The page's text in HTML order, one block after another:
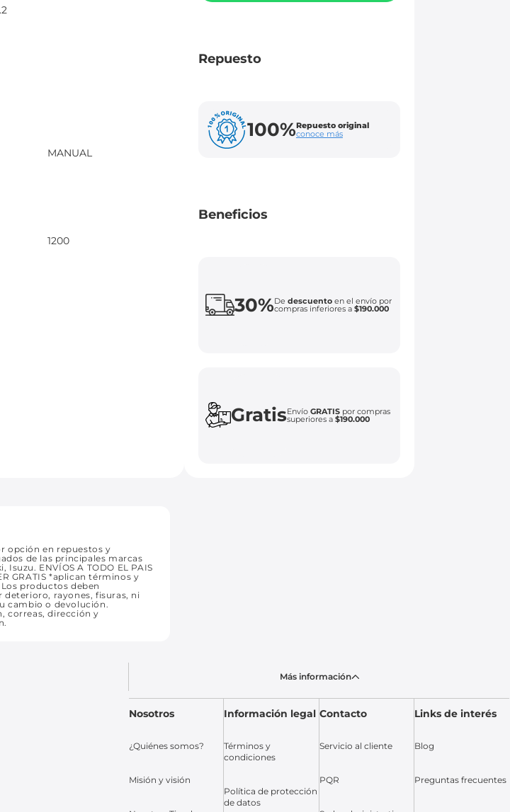
MANUAL
1200
Repuesto
100%Repuesto original
conoce más
Beneficios
30%De descuentoen el envío por
compras inferiores a $190.000
GratisEnvío GRATISpor compras
superiores a $190.000
opción en repuestos y
de las principales marcas
ENVÍOS A TODO EL PAIS
GRATIS *aplican términos y
Los productos deben
deterioro, rayones, fisuras, ni
cambio o devolución.
correas, dirección y
Más información
Nosotros
¿Quiénes somos?
Misión y visión
Información legal
Términos y
condiciones
Política de protección
de datos
Contacto
Servicio al cliente
PQR
Links de interés
Blog
Preguntas frecuentes